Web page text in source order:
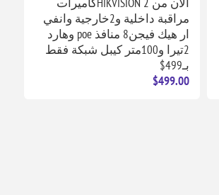
مراقبة داخلية و2خارجية وانفي
ار هيك فيجن8 منافذ poe وهارد
2تيرا و100متر كيبل شبكة فقط
بـ499$
$499.00